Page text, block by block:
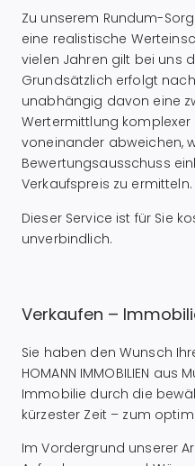
Zu unserem Rundum-
eine realistische
vielen Jahren gilt bei uns
Grundsätzlich erfolgt
unabhängig davon eine
Wertermittlung
voneinander abweichen,
Bewertungsausschuss
Verkaufspreis zu ermitteln.
Dieser Service ist für Sie
unverbindlich.
Verkaufen –
Sie haben den Wunsch
HOMANN IMMOBILIEN
Immobilie durch die
kürzester Zeit – zum
Im Vordergrund unserer